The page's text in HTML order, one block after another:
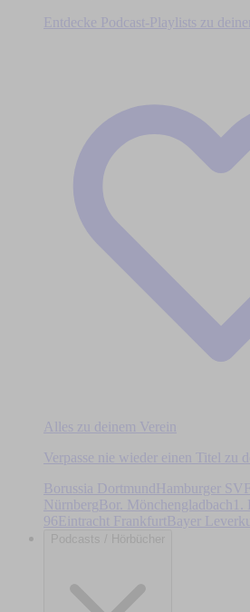
Entdecke Podcast-Playlists zu
Alles zu deinem Verein
Verpasse nie wieder einen Titel zu
Borussia DortmundHamburger SV
Nürnberg Bor. Mönchengladbach 1.
96Eintracht Frankfurt Bayer
Podcasts / Hörbücher